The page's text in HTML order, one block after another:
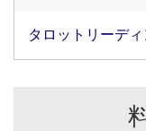
タロットリーデ